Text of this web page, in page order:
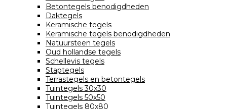
Betontegels benodigdheden
Daktegels
Keramische tegels
Keramische tegels benodigdheden
Natuursteen tegels
Oud hollandse tegels
Schellevis tegels
Staptegels
Terrastegels en betontegels
Tuintegels 30x30
Tuintegels 50x50
Tuintegels 80x80